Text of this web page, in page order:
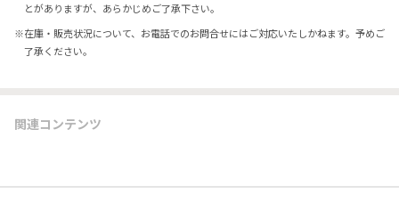
とがありますが、あらかじめご了承下さい。
※在庫・販売状況について、お電話でのお問合せにはご対応いたしかねます。予めご
了承ください。
関連コンテンツ